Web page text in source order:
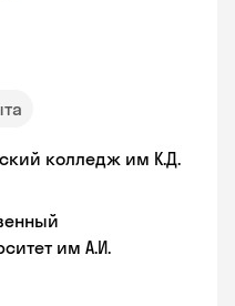
колледж им К.Д.
им А.И.